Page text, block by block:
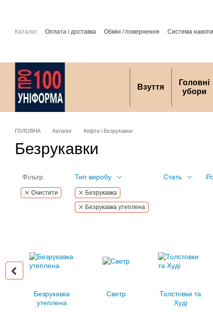
Каталог Оплата і доставка Обмін / повернення Система
Взуття
Головні
убори
ГОЛОВНА Каталог Кофти і Безрукавки
Безрукавки
Фільтр
Очистити
Тип виробу
Безрукавка
Безрукавка утеплена
Стать
Безрукавка
утеплена
Светр
Толстовки та
Худі